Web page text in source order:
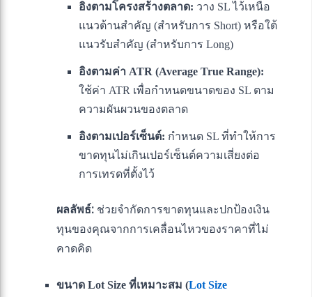
อิงตามโครงสร้างตลาด: วาง SL ไว้เหนือ
แนวต้านสำคัญ (สำหรับการ Short) หรือใต้
แนวรับสำคัญ (สำหรับการ Long)
อิงตามค่า ATR (Average True Range):
ใช้ค่า ATR เพื่อกำหนดขนาดของ SL ตาม
ความผันผวนของตลาด
อิงตามเปอร์เซ็นต์: กำหนด SL ที่ทำให้การ
ขาดทุนไม่เกินเปอร์เซ็นต์ความเสี่ยงต่อ
การเทรดที่ตั้งไว้
ผลลัพธ์: ช่วยจำกัดการขาดทุนและปกป้องเงิน
ทุนของคุณจากการเคลื่อนไหวของราคาที่ไม่
คาดคิด
ขนาด Lot Size ที่เหมาะสม (Lot Size